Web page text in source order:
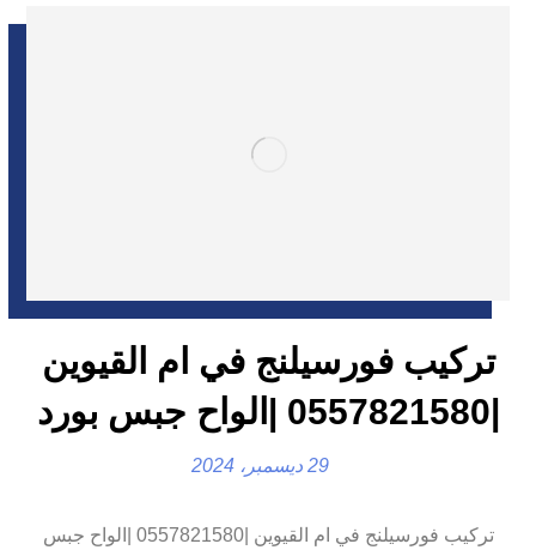
تركيب فورسيلنج في ام القيوين
|0557821580 |الواح جبس بورد
29 ديسمبر، 2024
تركيب فورسيلنج في ام القيوين |0557821580 |الواح جبس